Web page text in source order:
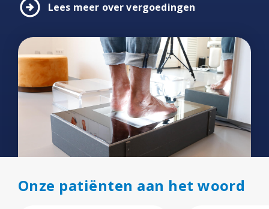
arrow_circle_right Lees meer over vergoedingen
Onze patiënten aan het woord